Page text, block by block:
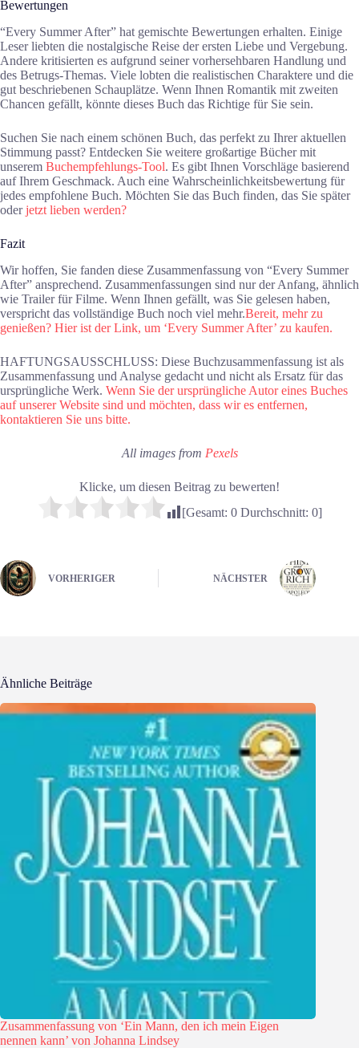
Bewertungen
“Every Summer After” hat gemischte Bewertungen erhalten. Einige
Leser liebten die nostalgische Reise der ersten Liebe und Vergebung.
Andere kritisierten es aufgrund seiner vorhersehbaren Handlung und
des Betrugs-Themas. Viele lobten die realistischen Charaktere und die
gut beschriebenen Schauplätze. Wenn Ihnen Romantik mit zweiten
Chancen gefällt, könnte dieses Buch das Richtige für Sie sein.
Suchen Sie nach einem schönen Buch, das perfekt zu Ihrer aktuellen
Stimmung passt? Entdecken Sie weitere großartige Bücher mit
unserem Buchempfehlungs-Tool. Es gibt Ihnen Vorschläge basierend
auf Ihrem Geschmack. Auch eine Wahrscheinlichkeitsbewertung für
jedes empfohlene Buch. Möchten Sie das Buch finden, das Sie später
oderjetzt lieben werden?
Fazit
Wir hoffen, Sie fanden diese Zusammenfassung von “Every Summer
After” ansprechend. Zusammenfassungen sind nur der Anfang, ähnlich
wie Trailer für Filme. Wenn Ihnen gefällt, was Sie gelesen haben,
verspricht das vollständige Buch noch viel mehr.Bereit, mehr zu
genießen? Hier ist der Link, um ‘Every Summer After’ zu kaufen.
HAFTUNGSAUSSCHLUSS: Diese Buchzusammenfassung ist als
Zusammenfassung und Analyse gedacht und nicht als Ersatz für das
ursprüngliche Werk. Wenn Sie der ursprüngliche Autor eines Buches
auf unserer Website sind und möchten, dass wir es entfernen,
kontaktieren Sie uns bitte.
All images from Pexels
Klicke, um diesen Beitrag zu bewerten!
[Gesamt: 0Durchschnitt: 0]
VORHERIGER NÄCHSTER
Ähnliche Beiträge
Zusammenfassung von ‘Ein Mann, den ich mein Eigen
nennen kann’ von Johanna Lindsey